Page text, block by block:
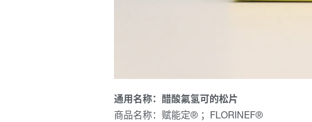
通用名称：醋酸氟氢可的松片
商品名称：赋能定® ；FLORINEF®